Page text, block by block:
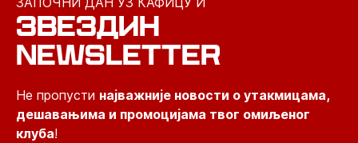
ЗВЕЗДИН
NEWSLETTER
Не пропусти најважније новости о утакмицама,
дешавањима и промоцијама твог омиљеног
клуба!